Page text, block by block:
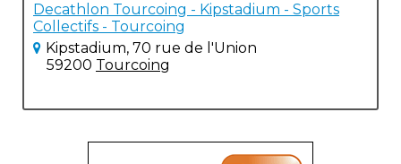
Decathlon Tourcoing - Kipstadium - Sports
Collectifs - Tourcoing
Kipstadium, 70 rue de l'Union
59200 Tourcoing